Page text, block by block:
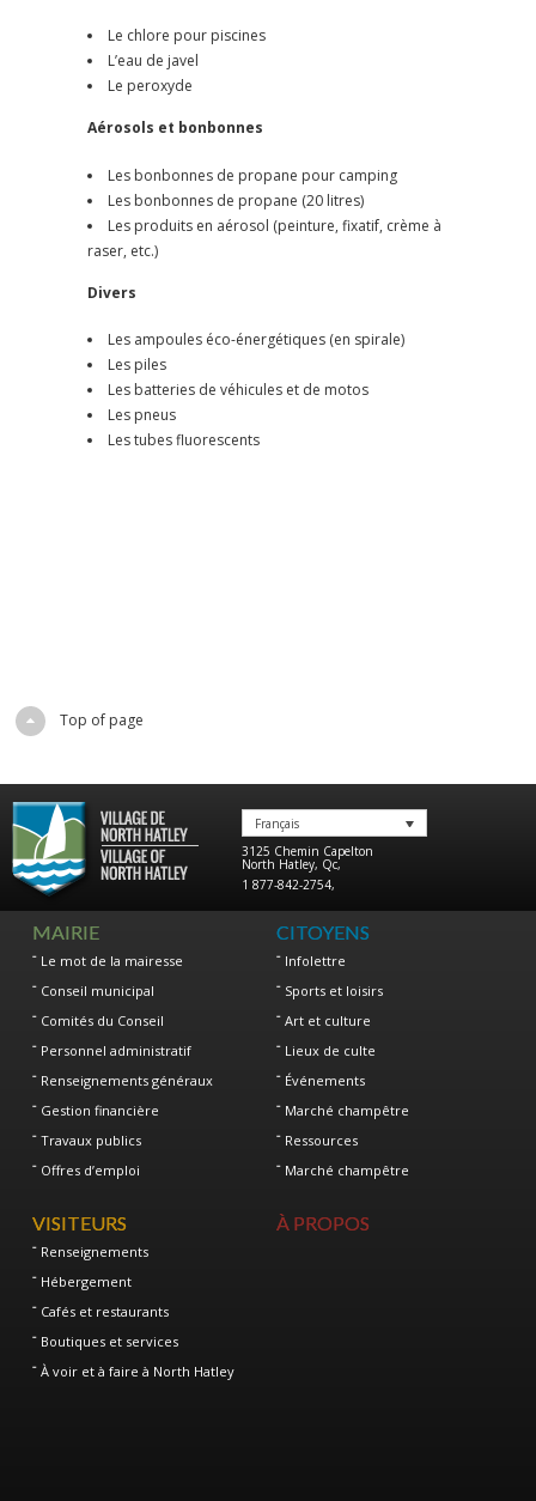
Le chlore pour piscines
L’eau de javel
Le peroxyde
Aérosols et bonbonnes
Les bonbonnes de propane pour camping
Les bonbonnes de propane (20 litres)
Les produits en aérosol (peinture, fixatif, crème à
raser, etc.)
Divers
Les ampoules éco-énergétiques (en spirale)
Les piles
Les batteries de véhicules et de motos
Les pneus
Les tubes fluorescents
Top of page
Français
3125 Chemin Capelton
North Hatley, Qc,
1 877-842-2754,
MAIRIE
Le mot de la mairesse
Conseil municipal
Comités du Conseil
Personnel administratif
Renseignements généraux
Gestion financière
Travaux publics
Offres d’emploi
CITOYENS
Infolettre
Sports et loisirs
Art et culture
Lieux de culte
Événements
Marché champêtre
Ressources
Marché champêtre
VISITEURS
Renseignements
Hébergement
Cafés et restaurants
Boutiques et services
À voir et à faire à North Hatley
À PROPOS